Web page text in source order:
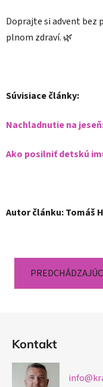
Doprajte si advent bez
plnom zdraví. 🌿
Súvisiace články:
Nachladnutie na
Ako posilniť detskú
Autor článku: Tomáš
Kontakt
info@